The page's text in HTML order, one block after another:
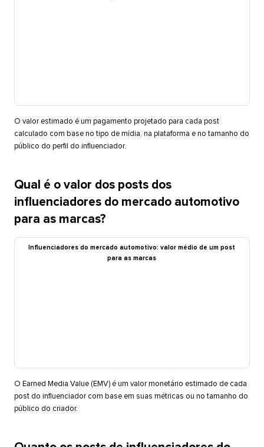
O valor estimado é um pagamento projetado para cada post
calculado com base no tipo de mídia, na plataforma e no tamanho do
público do perfil do influenciador.​​
Qual é o valor dos posts dos
influenciadores do mercado automotivo
para as marcas?​​
Influenciadores do mercado automotivo: valor médio de um post
para as marcas​​
O Earned Media Value (EMV) é um valor monetário estimado de cada
post do influenciador com base em suas métricas ou no tamanho do
público do criador.​​